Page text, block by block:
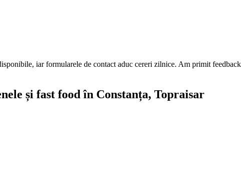
iar formularele de contact aduc cereri zilnice. Am primit
și fast food în Constanța, Topraisar